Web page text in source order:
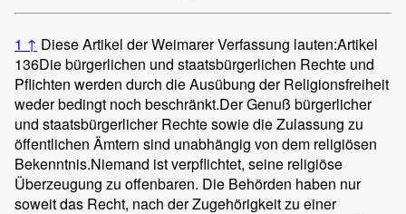
1 ↑ Diese Artikel der Weimarer Verfassung lauten:Artikel
136Die bürgerlichen und staatsbürgerlichen Rechte und
Pflichten werden durch die Ausübung der Religionsfreiheit
weder bedingt noch beschränkt.Der Genuß bürgerlicher
und staatsbürgerlicher Rechte sowie die Zulassung zu
öffentlichen Ämtern sind unabhängig von dem religiösen
Bekenntnis.Niemand ist verpflichtet, seine religiöse
Überzeugung zu offenbaren. Die Behörden haben nur
soweit das Recht, nach der Zugehörigkeit zu einer